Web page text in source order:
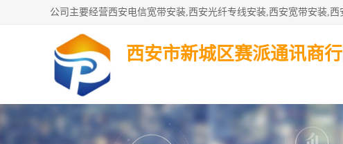
西安市新城区赛派通讯商行